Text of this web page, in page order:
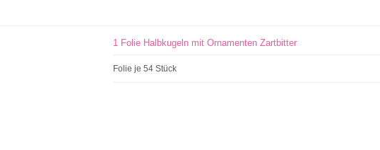
1 Folie Halbkugeln mit Ornamenten Zartbitter
Folie je 54 Stück